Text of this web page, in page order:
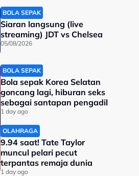
BOLA SEPAK
Siaran langsung (live
streaming) JDT vs Chelsea
05/08/2026
BOLA SEPAK
Bola sepak Korea Selatan
goncang lagi, hiburan seks
sebagai santapan pengadil
1 day ago
OLAHRAGA
9.94 saat! Tate Taylor
muncul pelari pecut
terpantas remaja dunia
1 day ago